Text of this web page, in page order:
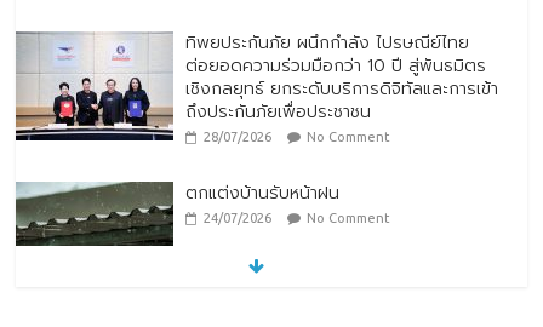
ทิพยประกันภัย ผนึกกำลัง ไปรษณีย์ไทย
ต่อยอดความร่วมมือกว่า 10 ปี สู่พันธมิตร
เชิงกลยุทธ์ ยกระดับบริการดิจิทัลและการเข้า
ถึงประกันภัยเพื่อประชาชน
28/07/2026 No Comment
ตกแต่งบ้านรับหน้าฝน
24/07/2026 No Comment